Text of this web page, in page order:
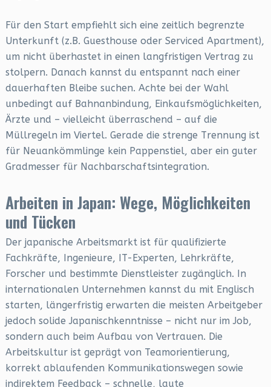
Für den Start empfiehlt sich eine zeitlich begrenzte
Unterkunft (z.B. Guesthouse oder Serviced Apartment),
um nicht überhastet in einen langfristigen Vertrag zu
stolpern. Danach kannst du entspannt nach einer
dauerhaften Bleibe suchen. Achte bei der Wahl
unbedingt auf Bahnanbindung, Einkaufsmöglichkeiten,
Ärzte und – vielleicht überraschend – auf die
Müllregeln im Viertel. Gerade die strenge Trennung ist
für Neuankömmlinge kein Pappenstiel, aber ein guter
Gradmesser für Nachbarschaftsintegration.
Arbeiten in Japan: Wege, Möglichkeiten
und Tücken
Der japanische Arbeitsmarkt ist für qualifizierte
Fachkräfte, Ingenieure, IT-Experten, Lehrkräfte,
Forscher und bestimmte Dienstleister zugänglich. In
internationalen Unternehmen kannst du mit Englisch
starten, längerfristig erwarten die meisten Arbeitgeber
jedoch solide Japanischkenntnisse – nicht nur im Job,
sondern auch beim Aufbau von Vertrauen. Die
Arbeitskultur ist geprägt von Teamorientierung,
korrekt ablaufenden Kommunikationswegen sowie
indirektem Feedback – schnelle, laute